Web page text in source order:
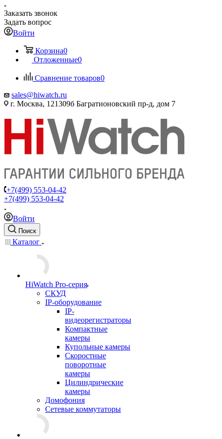
Заказать звонок
Задать вопрос
Войти
Корзина0
Отложенные0
Сравнение товаров0
sales@hiwatch.ru
г. Москва, 121309б Багратионовский пр-д, дом 7
+7(499) 553-04-42
+7(499) 553-04-42
Войти
Поиск
Каталог
HiWatch Pro-серия
CКУД
IP-оборудование
IP-
видеорегистраторы
Компактные
камеры
Купольные камеры
Скоростные
поворотные
камеры
Цилиндрические
камеры
Домофония
Сетевые коммутаторы